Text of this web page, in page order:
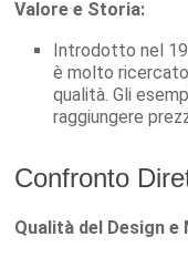
Valore e Storia:
Introdotto nel
è molto
qualità. Gli
raggiungere
Confronto
Qualità del Design e